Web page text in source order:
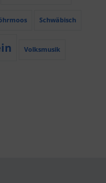
Schwäbisch
Volksmusik